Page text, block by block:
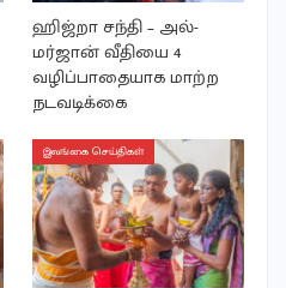
ஹிஜ்றா சந்தி – அல்-
மர்ஜான் வீதியை 4
வழிப்பாதையாக மாற்ற
நடவடிக்கை
இலங்கை செய்திகள்